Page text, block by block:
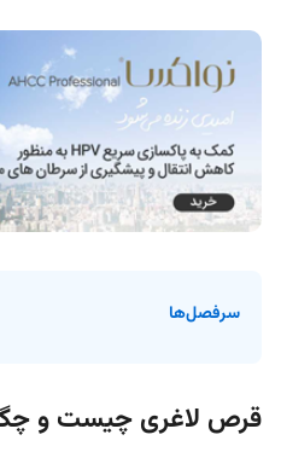
سرفصل‌ها
قرص لاغری چیست و